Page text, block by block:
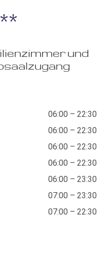
und
06:00 – 22:30
06:00 – 22:30
06:00 – 22:30
06:00 – 22:30
06:00 – 23:30
07:00 – 23:30
07:00 – 22:30